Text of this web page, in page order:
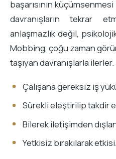
başarısının
davranışların tekrar
anlaşmazlık değil,
Mobbing, çoğu zaman
taşıyan davranışlarla ilerler.
Çalışana gereksiz iş
Sürekli eleştirilip takdir
Bilerek iletişimden
Yetkisiz bırakılarak